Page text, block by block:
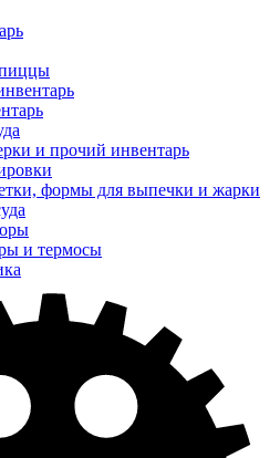
и прочий инвентарь
формы для выпечки и жарки
и термосы